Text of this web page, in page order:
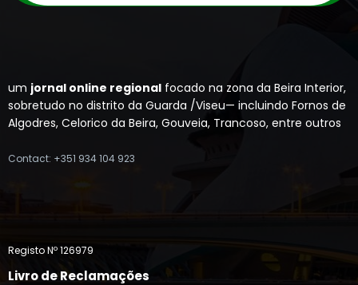
um jornal online regional focado na zona da Beira Interior,
sobretudo no distrito da Guarda /Viseu— incluindo Fornos de
Algodres, Celorico da Beira, Gouveia, Trancoso, entre outros
Contact: +351 934 104 923
Registo Nº 126979
Livro de Reclamações